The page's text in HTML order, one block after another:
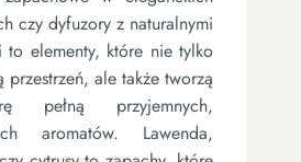
czy dyfuzory z naturalnymi
to elementy, które nie tylko
przestrzeń, ale także tworzą
pełną przyjemnych,
aromatów. Lawenda,